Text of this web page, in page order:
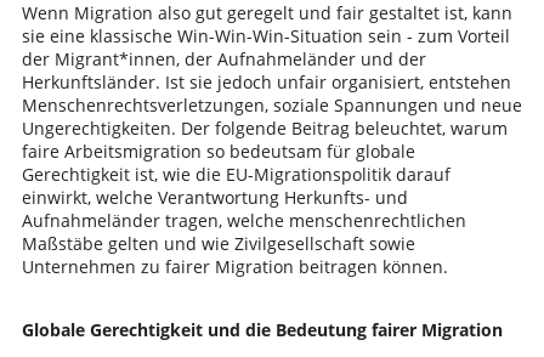
Wenn Migration also gut geregelt und fair gestaltet ist, kann
sie eine klassische Win-Win-Win-Situation sein - zum Vorteil
der Migrant*innen, der Aufnahmeländer und der
Herkunftsländer. Ist sie jedoch unfair organisiert, entstehen
Menschenrechtsverletzungen, soziale Spannungen und neue
Ungerechtigkeiten. Der folgende Beitrag beleuchtet, warum
faire Arbeitsmigration so bedeutsam für globale
Gerechtigkeit ist, wie die EU-Migrationspolitik darauf
einwirkt, welche Verantwortung Herkunfts- und
Aufnahmeländer tragen, welche menschenrechtlichen
Maßstäbe gelten und wie Zivilgesellschaft sowie
Unternehmen zu fairer Migration beitragen können.
Globale Gerechtigkeit und die Bedeutung fairer Migration